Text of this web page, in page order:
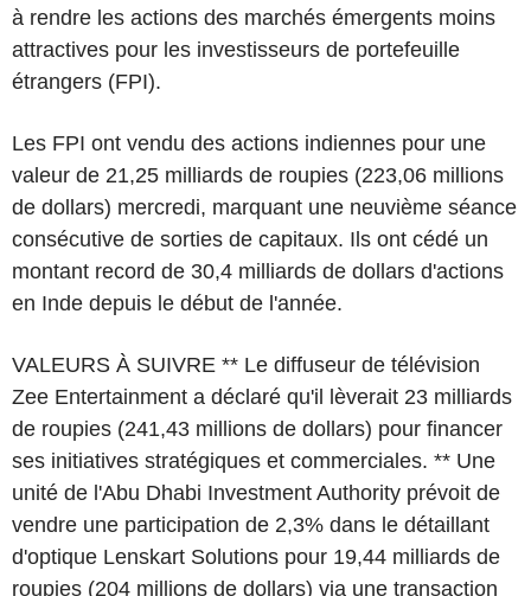
à rendre les actions des marchés émergents moins
attractives pour les investisseurs de portefeuille
étrangers (FPI).
Les FPI ont vendu des actions indiennes pour une
valeur de 21,25 milliards de roupies (223,06 millions
de dollars) mercredi, marquant une neuvième séance
consécutive de sorties de capitaux. Ils ont cédé un
montant record de 30,4 milliards de dollars d'actions
en Inde depuis le début de l'année.
VALEURS À SUIVRE ** Le diffuseur de télévision
Zee Entertainment a déclaré qu'il lèverait 23 milliards
de roupies (241,43 millions de dollars) pour financer
ses initiatives stratégiques et commerciales. ** Une
unité de l'Abu Dhabi Investment Authority prévoit de
vendre une participation de 2,3% dans le détaillant
d'optique Lenskart Solutions pour 19,44 milliards de
roupies (204 millions de dollars) via une transaction